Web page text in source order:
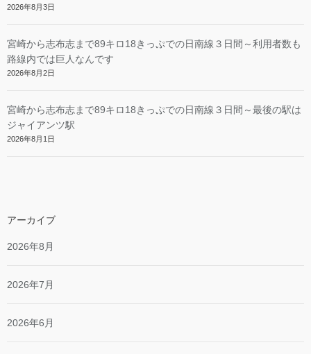
2026年8月3日
宮崎から志布志まで89キロ18きっぷでの日南線３日間～利用者数も
路線内では巨人なんです
2026年8月2日
宮崎から志布志まで89キロ18きっぷでの日南線３日間～最後の駅は
ジャイアンツ駅
2026年8月1日
アーカイブ
2026年8月
2026年7月
2026年6月